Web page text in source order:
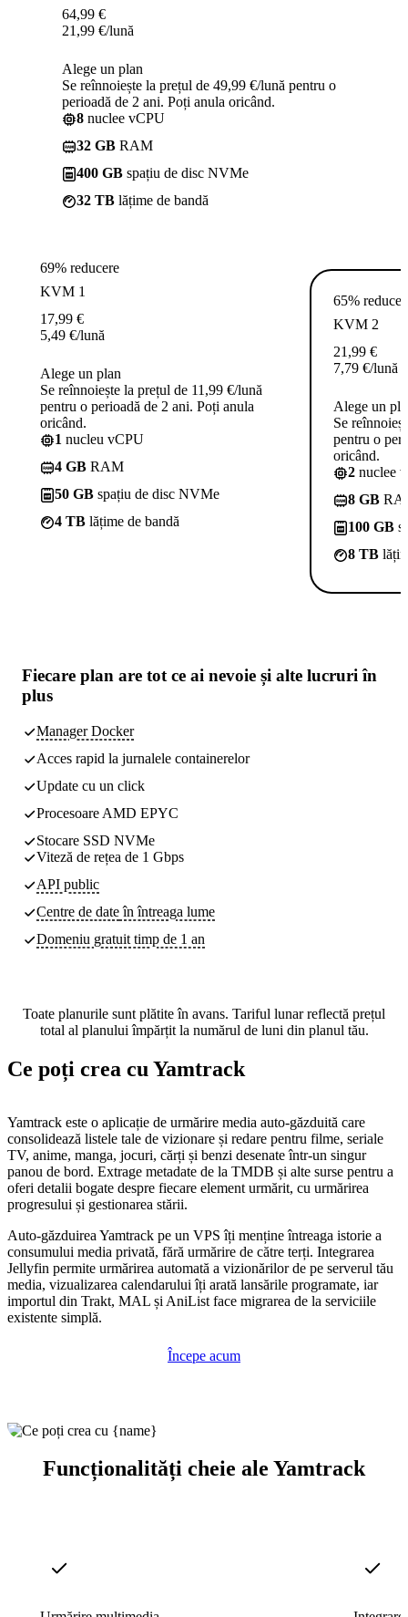
64,99 €
21,99 €/lună
Alege un plan
Se reînnoiește la prețul de 49,99 €/lună pentru o
perioadă de 2 ani. Poți anula oricând.
8 nuclee vCPU
32 GB RAM
400 GB spațiu de disc NVMe
32 TB lățime de bandă
69% reducere
KVM 1
17,99 €
5,49 €/lună
Alege un plan
Se reînnoiește la prețul de 11,99 €/lună
pentru o perioadă de 2 ani. Poți anula
oricând.
1 nucleu vCPU
4 GB RAM
50 GB spațiu de disc NVMe
4 TB lățime de bandă
65%
KVM 2
21,99 €
7,79 €/lună
Alege un
Se
pentru o
oricând.
2 nuclee
8 GB
100 GB
8 TB
Fiecare plan are tot ce ai nevoie și alte lucruri în
plus
Manager Docker
Acces rapid la jurnalele containerelor
Update cu un click
Procesoare AMD EPYC
Stocare SSD NVMe
Viteză de rețea de 1 Gbps
API public
Centre de dateîn întreaga lume
Domeniu gratuit timp de 1 an
Toate planurile sunt plătite în avans. Tariful lunar reflectă prețul
total al planului împărțit la numărul de luni din planul tău.
Ce poți crea cu Yamtrack
Yamtrack este o aplicație de urmărire media auto-găzduită care
consolidează listele tale de vizionare și redare pentru filme, seriale
TV, anime, manga, jocuri, cărți și benzi desenate într-un singur
panou de bord. Extrage metadate de la TMDB și alte surse pentru a
oferi detalii bogate despre fiecare element urmărit, cu urmărirea
progresului și gestionarea stării.
Auto-găzduirea Yamtrack pe un VPS îți menține întreaga istorie a
consumului media privată, fără urmărire de către terți. Integrarea
Jellyfin permite urmărirea automată a vizionărilor de pe serverul tău
media, vizualizarea calendarului îți arată lansările programate, iar
importul din Trakt, MAL și AniList face migrarea de la serviciile
existente simplă.
Începe acum
Funcționalități cheie ale Yamtrack